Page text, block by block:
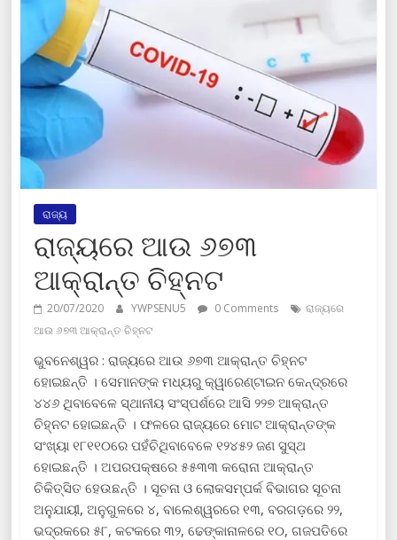
ରାଜ୍ୟ
ରାଜ୍ୟରେ ଆଉ ୬୭୩
ଆକ୍ରାନ୍ତ ଚିହ୍ନଟ
20/07/2020 YWPSENU5 0 Comments
ରାଜ୍ୟରେ
ଆଉ ୬୭୩ ଆକ୍ରାନ୍ତ ଚିହ୍ନଟ
ଭୁବନେଶ୍ୱର : ରାଜ୍ୟରେ ଆଉ ୬୭୩ ଆକ୍ରାନ୍ତ ଚିହ୍ନଟ
ହୋଇଛନ୍ତି । ସେମାନଙ୍କ ମଧ୍ୟରୁ କ୍ୱାରେଣ୍ଟାଇନ କେନ୍ଦ୍ରରେ
୪୪୬ ଥିବାବେଳେ ସ୍ଥାନୀୟ ସଂସ୍ପର୍ଶରେ ଆସି ୨୨୭ ଆକ୍ରାନ୍ତ
ଚିହ୍ନଟ ହୋଇଛନ୍ତି । ଫଳରେ ରାଜ୍ୟରେ ମୋଟ ଆକ୍ରାନ୍ତଙ୍କ
ସଂଖ୍ୟା ୧୮୧୧୦ରେ ପହଁଚିଥିବାବେଳେ ୧୨୪୫୨ ଜଣ ସୁସ୍ଥ
ହୋଇଛନ୍ତି । ଅପରପକ୍ଷରେ ୫୫୩୩ କରୋନା ଆକ୍ରାନ୍ତ
ଚିକିତ୍ସିତ ହେଉଛନ୍ତି । ସୂଚନା ଓ ଲୋକସମ୍ପର୍କ ବିଭାଗର ସୂଚନା
ଅନୁଯାୟୀ, ଅନୁଗୁଳରେ ୪, ବାଲେଶ୍ୱରରେ ୧୩, ବରଗଡ଼ରେ ୨୨,
ଭଦ୍ରକରେ ୫୮, କଟକରେ ୩୨, ଢେଙ୍କାନାଳରେ ୧୦, ଗଜପତିରେ